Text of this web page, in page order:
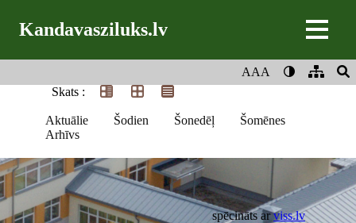
Kandavasziluks.lv
AAA
Skats :
Aktuālie Šodien Šonedēļ
Šomēnes
Arhīvs
spēcināts arviss.lv